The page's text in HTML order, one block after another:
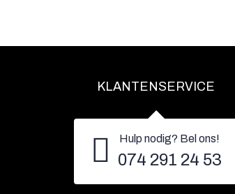
KLANTENSERVICE
Hulp nodig? Bel ons!
074 291 24 53